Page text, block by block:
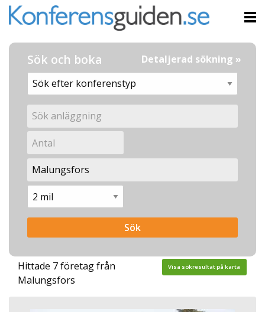
Sök och boka Detaljerad sökning »
Hittade 7 företag från
Malungsfors
Visa sökresultat på karta